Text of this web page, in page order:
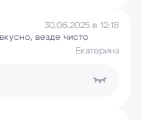
30.06.2025 в 12:18
везде чисто
Екатерина